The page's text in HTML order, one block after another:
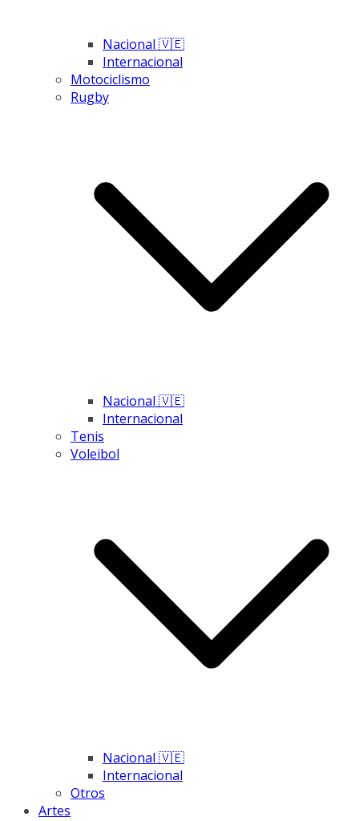
Nacional 🇻🇪
Internacional
Motociclismo
Rugby
Nacional 🇻🇪
Internacional
Tenis
Voleibol
Nacional 🇻🇪
Internacional
Otros
Artes